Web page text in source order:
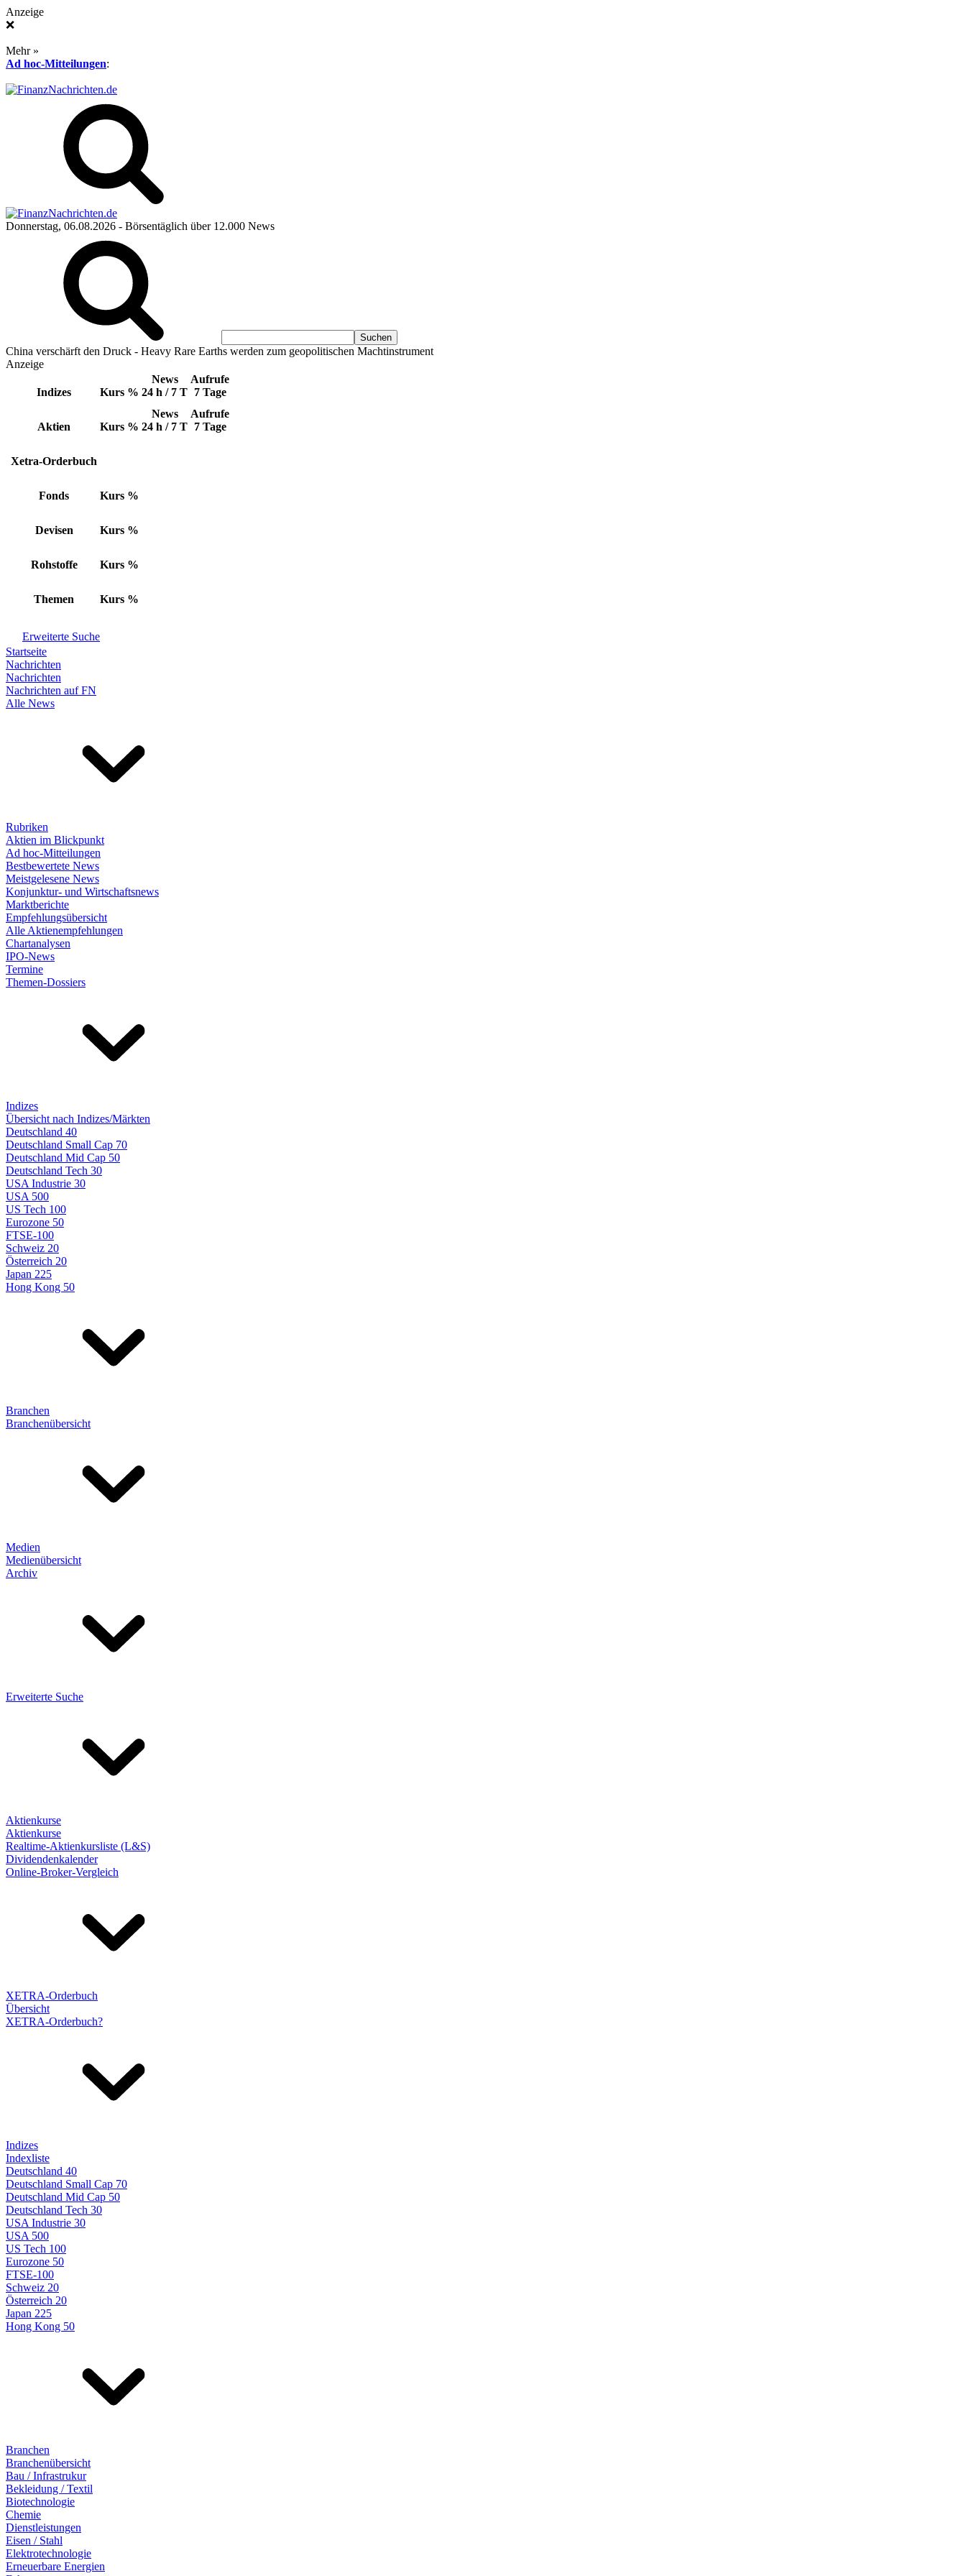
Anzeige
❌
Mehr »
Ad hoc-Mitteilungen:
Donnerstag, 06.08.2026 - Börsentäglich über 12.000 News
China verschärft den Druck - Heavy Rare Earths werden zum geopolitischen Machtinstrument
Anzeige
Indizes Kurs %
News
24 h / 7 T
Aufrufe
7 Tage
Aktien Kurs %
News
24 h / 7 T
Aufrufe
7 Tage
Xetra-Orderbuch
Fonds Kurs %
Devisen Kurs %
Rohstoffe Kurs %
Themen Kurs %
Erweiterte Suche
Startseite
Nachrichten
Nachrichten
Nachrichten auf FN
Alle News
Rubriken
Aktien im Blickpunkt
Ad hoc-Mitteilungen
Bestbewertete News
Meistgelesene News
Konjunktur- und Wirtschaftsnews
Marktberichte
Empfehlungsübersicht
Alle Aktienempfehlungen
Chartanalysen
IPO-News
Termine
Themen-Dossiers
Indizes
Übersicht nach Indizes/Märkten
Deutschland 40
Deutschland Small Cap 70
Deutschland Mid Cap 50
Deutschland Tech 30
USA Industrie 30
USA 500
US Tech 100
Eurozone 50
FTSE-100
Schweiz 20
Österreich 20
Japan 225
Hong Kong 50
Branchen
Branchenübersicht
Medien
Medienübersicht
Archiv
Erweiterte Suche
Aktienkurse
Aktienkurse
Realtime-Aktienkursliste (L&S)
Dividendenkalender
Online-Broker-Vergleich
XETRA-Orderbuch
Übersicht
XETRA-Orderbuch?
Indizes
Indexliste
Deutschland 40
Deutschland Small Cap 70
Deutschland Mid Cap 50
Deutschland Tech 30
USA Industrie 30
USA 500
US Tech 100
Eurozone 50
FTSE-100
Schweiz 20
Österreich 20
Japan 225
Hong Kong 50
Branchen
Branchenübersicht
Bau / Infrastrukur
Bekleidung / Textil
Biotechnologie
Chemie
Dienstleistungen
Eisen / Stahl
Elektrotechnologie
Erneuerbare Energien